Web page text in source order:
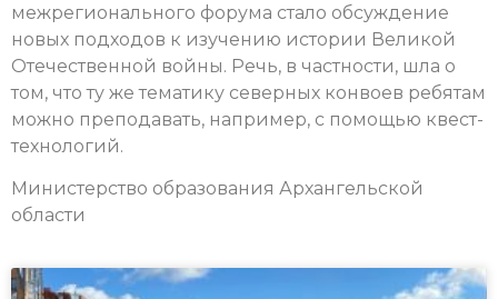
межрегионального форума стало обсуждение
новых подходов к изучению истории Великой
Отечественной войны. Речь, в частности, шла о
том, что ту же тематику северных конвоев ребятам
можно преподавать, например, с помощью квест-
технологий.
Министерство образования Архангельской
области